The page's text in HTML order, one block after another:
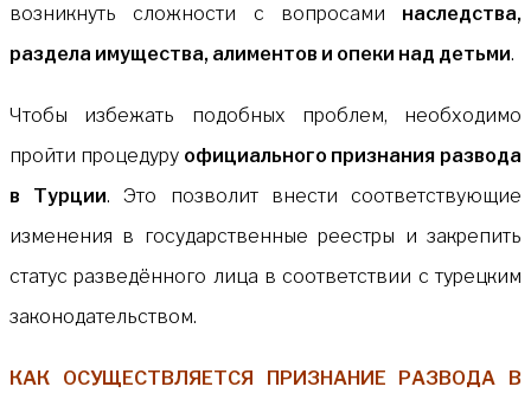
возникнуть сложности с вопросами наследства,
раздела имущества, алиментов и опеки над детьми.
Чтобы избежать подобных проблем, необходимо
пройти процедуру официального признания развода
в Турции. Это позволит внести соответствующие
изменения в государственные реестры и закрепить
статус разведённого лица в соответствии с турецким
законодательством.
КАК ОСУЩЕСТВЛЯЕТСЯ ПРИЗНАНИЕ РАЗВОДА В